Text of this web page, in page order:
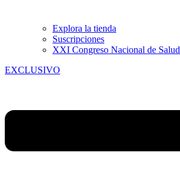
Explora la tienda
Suscripciones
XXI Congreso Nacional de Salud
EXCLUSIVO